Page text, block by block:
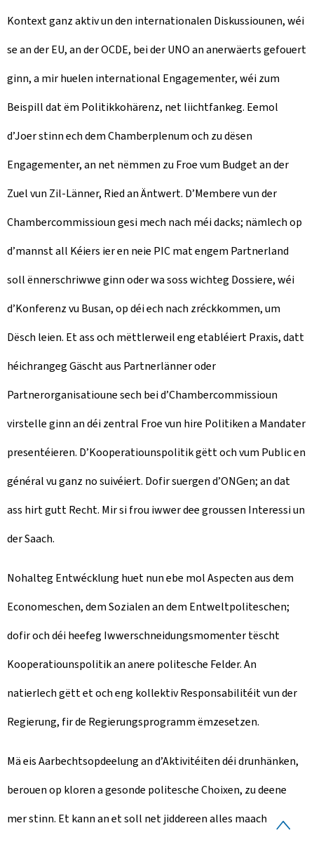
Kontext ganz aktiv un den internationalen Diskussiounen, wéi
se an der EU, an der OCDE, bei der UNO an anerwäerts gefouert
ginn, a mir huelen international Engagementer, wéi zum
Beispill dat ëm Politikkohärenz, net liichtfankeg. Eemol
d’Joer stinn ech dem Chamberplenum och zu dësen
Engagementer, an net nëmmen zu Froe vum Budget an der
Zuel vun Zil-Länner, Ried an Äntwert. D’Membere vun der
Chambercommissioun gesi mech nach méi dacks; nämlech op
d’mannst all Kéiers ier en neie PIC mat engem Partnerland
soll ënnerschriwwe ginn oder wa soss wichteg Dossiere, wéi
d’Konferenz vu Busan, op déi ech nach zréckkommen, um
Dësch leien. Et ass och mëttlerweil eng etabléiert Praxis, datt
héichrangeg Gäscht aus Partnerlänner oder
Partnerorganisatioune sech bei d’Chambercommissioun
virstelle ginn an déi zentral Froe vun hire Politiken a Mandater
presentéieren. D’Kooperatiounspolitik gëtt och vum Public en
général vu ganz no suivéiert. Dofir suergen d’ONGen; an dat
ass hirt gutt Recht. Mir si frou iwwer dee groussen Interessi un
der Saach.
Nohalteg Entwécklung huet nun ebe mol Aspecten aus dem
Economeschen, dem Sozialen an dem Entweltpoliteschen;
dofir och déi heefeg Iwwerschneidungsmomenter tëscht
Kooperatiounspolitik an anere politesche Felder. An
natierlech gëtt et och eng kollektiv Responsabilitéit vun der
Regierung, fir de Regierungsprogramm ëmzesetzen.
Mä eis Aarbechtsopdeelung an d’Aktivitéiten déi drunhänken,
berouen op kloren a gesonde politesche Choixen, zu deene
mer stinn. Et kann an et soll net jiddereen alles maachen. Mä